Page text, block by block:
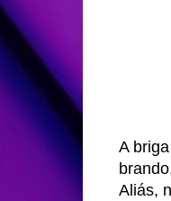
A
Aliás,